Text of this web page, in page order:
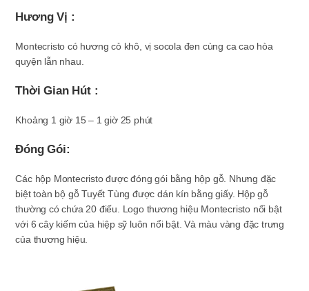
Hương Vị :
Montecristo có hương cỏ khô, vị socola đen cùng ca cao hòa
quyện lẫn nhau.
Thời Gian Hút :
Khoảng 1 giờ 15 – 1 giờ 25 phút
Đóng Gói:
Các hộp Montecristo được đóng gói bằng hộp gỗ. Nhưng đặc
biệt toàn bộ gỗ Tuyết Tùng được dán kín bằng giấy. Hộp gỗ
thường có chứa 20 điếu. Logo thương hiệu Montecristo nổi bật
với 6 cây kiếm của hiệp sỹ luôn nổi bật. Và màu vàng đặc trưng
của thương hiệu.